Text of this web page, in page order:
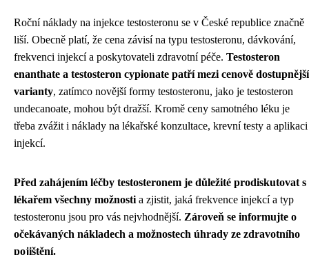
Roční náklady na injekce testosteronu se v České republice značně
liší. Obecně platí, že cena závisí na typu testosteronu, dávkování,
frekvenci injekcí a poskytovateli zdravotní péče. Testosteron
enanthate a testosteron cypionate patří mezi cenově dostupnější
varianty, zatímco novější formy testosteronu, jako je testosteron
undecanoate, mohou být dražší. Kromě ceny samotného léku je
třeba zvážit i náklady na lékařské konzultace, krevní testy a aplikaci
injekcí.
Před zahájením léčby testosteronem je důležité prodiskutovat s
lékařem všechny možnosti a zjistit, jaká frekvence injekcí a typ
testosteronu jsou pro vás nejvhodnější. Zároveň se informujte o
očekávaných nákladech a možnostech úhrady ze zdravotního
pojištění.